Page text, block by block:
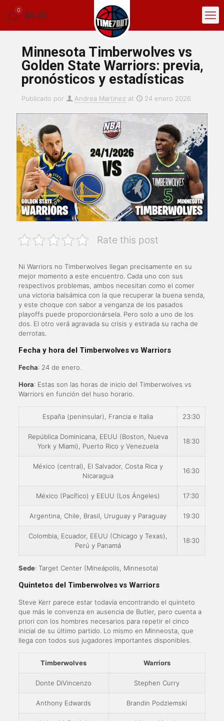
0 $0.00
Minnesota Timberwolves vs
Golden State Warriors: previa,
pronósticos y estadísticas
Publicado por Andrea Martinez at 24 enero 2026
Rate this post
Ni Warriors no Timberwolves llegan precisamente en su
mejor momento a este encuentro. Cada uno con sus
respectivos problemas, ambos necesitan como el comer
una victoria balsámica con la que recuperar la buena senda,
y este choque con sabor a venganza de los pasados
playoffs puede proporcionársela. Pero solo a uno de los
dos. El otro verá agravada su crisis y estirada su racha de
derrotas.
Fecha y hora del Timberwolves vs Warriors
Fecha: 24 de enero.
Hora: Estas son las horas de inicio del Timberwolves vs
Warriors en función del huso horario.
España (peninsular), Francia e Italia 23:30
República Dominicana, EEUU (Boston, Nueva
York y Miami), Puerto Rico y Venezuela
18:30
México (central), El Salvador, Costa Rica y
Nicaragua
16:30
México (Pacífico) y EEUU (Los Ángeles) 17:30
Argentina, Chile, Brasil, Uruguay y Paraguay 19:30
Colombia, Ecuador, EEUU (Chicago y Texas),
Perú y Panamá
18:30
Sede: Target Center (Mineápolis, Minnesota)
Quintetos del Timberwolves vs Warriors
Steve Kerr parece estar todavía encontrando el quinteto
que más le convenza en ausencia de Butler, pero cuenta a
priori con los hombres necesarios para repetir el cinco
inicial de su último partido. Lo mismo en Minneosta, que
llega con todos sus jugadores importantes disponibles.
Timberwolves Warriors
Donte DiVincenzo Stephen Curry
Anthony Edwards Brandin Podziemski